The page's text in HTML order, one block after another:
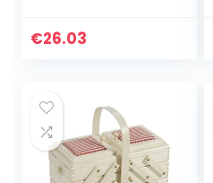
€26.03